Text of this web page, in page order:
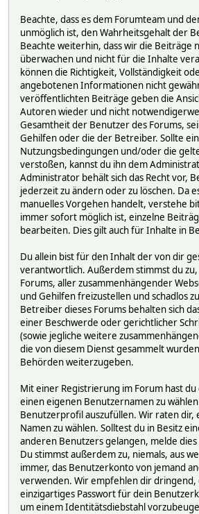
Beachte, dass es dem Forumteam und
unmöglich ist, den Wahrheitsgehalt der
Beachte weiterhin, dass wir die Beiträge
überwachen und nicht für die Inhalte
können die Richtigkeit, Vollständigkeit
angebotenen Informationen nicht
veröffentlichten Beiträge geben die
Autoren wieder und nicht
Gesamtheit der Benutzer des Forums,
Gehilfen oder die der Betreiber. Sollte
Nutzungsbedingungen und/oder die
verstoßen, kannst du ihn dem
Administrator behält sich das Recht vor,
jederzeit zu ändern oder zu löschen. Da
manuelles Vorgehen handelt, verstehe
immer sofort möglich ist, einzelne
bearbeiten. Dies gilt auch für Inhalte in
Du allein bist für den Inhalt der von dir
verantwortlich. Außerdem stimmst du
Forums, aller zusammenhängender
und Gehilfen freizustellen und schadlos
Betreiber dieses Forums behalten sich
einer Beschwerde oder gerichtlicher
(sowie jegliche weitere
die von diesem Dienst gesammelt
Behörden weiterzugeben.
Mit einer Registrierung im Forum hast
einen eigenen Benutzernamen zu
Benutzerprofil auszufüllen. Wir raten dir,
Namen zu wählen. Solltest du in Besitz
anderen Benutzers gelangen, melde
Du stimmst außerdem zu, niemals, aus
immer, das Benutzerkonto von jemand
verwenden. Wir empfehlen dir dringend,
einzigartiges Passwort für dein
um einem Identitätsdiebstahl